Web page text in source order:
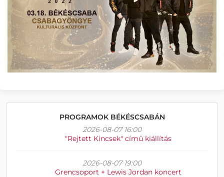
PROGRAMOK BÉKÉSCSABÁN
2026-08-07 16:00
"Rejtett Kincsek" című kiállítás
2026-08-07 19:00
Grencsoport + Lewis Jordan koncert